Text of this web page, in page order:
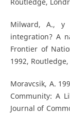
Routledge,
Milward, A., y
integration? A
Frontier of
1992,
Moravcsik, A.
Community: A
Journal of